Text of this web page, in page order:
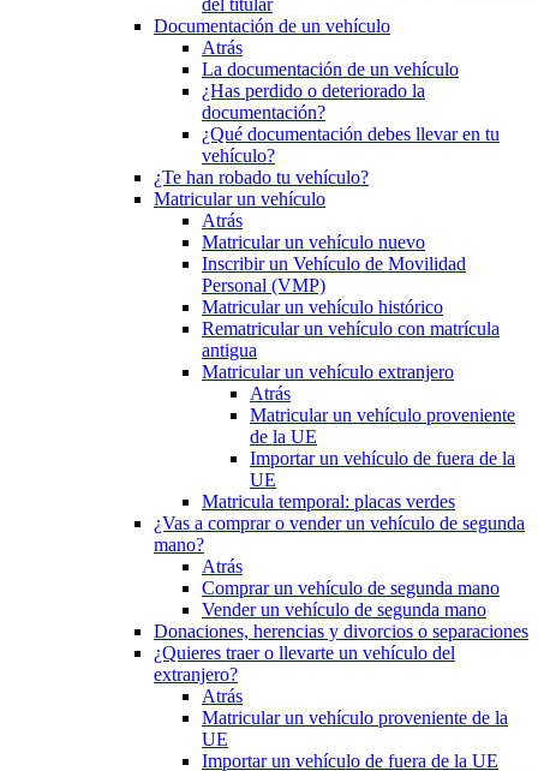
del titular
Documentación de un vehículo
Atrás
La documentación de un vehículo
¿Has perdido o deteriorado la
documentación?
¿Qué documentación debes llevar en tu
vehículo?
¿Te han robado tu vehículo?
Matricular un vehículo
Atrás
Matricular un vehículo nuevo
Inscribir un Vehículo de Movilidad
Personal (VMP)
Matricular un vehículo histórico
Rematricular un vehículo con matrícula
antigua
Matricular un vehículo extranjero
Atrás
Matricular un vehículo proveniente
de la UE
Importar un vehículo de fuera de la
UE
Matricula temporal: placas verdes
¿Vas a comprar o vender un vehículo de segunda
mano?
Atrás
Comprar un vehículo de segunda mano
Vender un vehículo de segunda mano
Donaciones, herencias y divorcios o separaciones
¿Quieres traer o llevarte un vehículo del
extranjero?
Atrás
Matricular un vehículo proveniente de la
UE
Importar un vehículo de fuera de la UE